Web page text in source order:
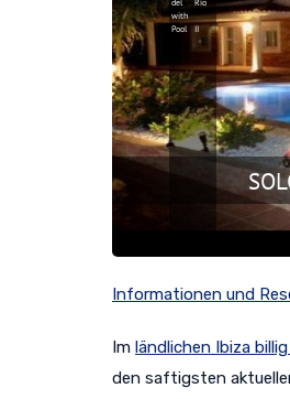
Informationen und
Im ländlichen Ibiza
den saftigsten